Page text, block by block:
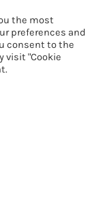
the most
preferences and
consent to the
visit "Cookie